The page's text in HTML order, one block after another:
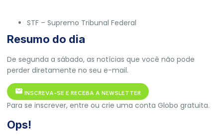
STF – Supremo Tribunal Federal
Resumo do dia
De segunda a sábado, as notícias que você não pode
perder diretamente no seu e-mail.
INSCREVA-SE E RECEBA A NEWSLETTER
Para se inscrever, entre ou crie uma conta Globo gratuita.
Ops!